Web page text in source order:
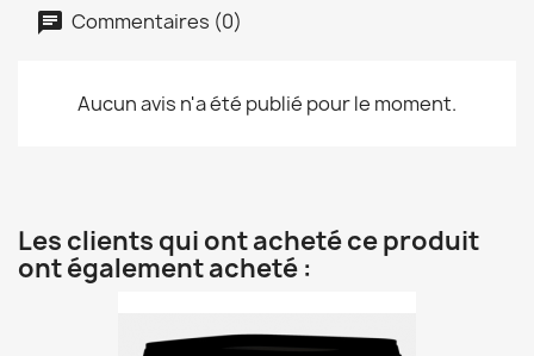
Commentaires (0)
Aucun avis n'a été publié pour le moment.
Les clients qui ont acheté ce produit
ont également acheté :